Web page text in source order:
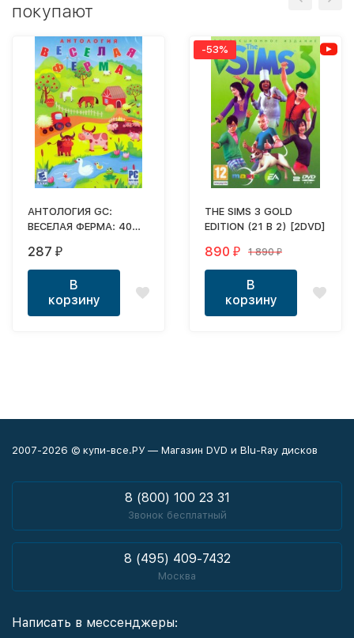
покупают
АНТОЛОГИЯ GC:
ВЕСЕЛАЯ ФЕРМА: 40
ЖАНРЕ, ВКЛЮЧАЯ
ПОСЛЕДНИЕ СЕЗОН
УРАГАНОВ И ВСЕ НА
БОРТ (40 В 1)
287 ₽
В
корзину
-53%
THE SIMS 3 GOLD
EDITION (21 В 2) [2DVD]
890 ₽ 1 890₽
В
корзину
2007-2026 © купи-все.РУ — Магазин DVD и Blu-Ray дисков
8 (800) 100 23 31
Звонок бесплатный
8 (495) 409-7432
Москва
Написать в мессенджеры: